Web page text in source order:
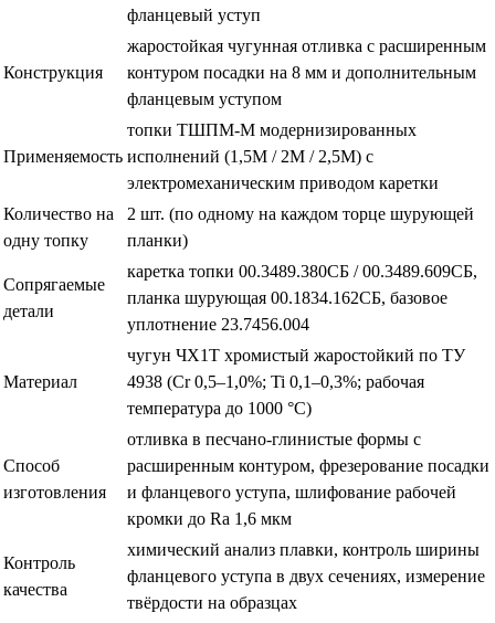
фланцевый уступ
Конструкция
жаростойкая чугунная отливка с расширенным
контуром посадки на 8 мм и дополнительным
фланцевым уступом
Применяемость
топки ТШПМ-М модернизированных
исполнений (1,5М / 2М / 2,5М) с
электромеханическим приводом каретки
Количество на
одну топку
2 шт. (по одному на каждом торце шурующей
планки)
Сопрягаемые
детали
каретка топки 00.3489.380СБ / 00.3489.609СБ,
планка шурующая 00.1834.162СБ, базовое
уплотнение 23.7456.004
Материал
чугун ЧХ1Т хромистый жаростойкий по ТУ
4938 (Cr 0,5–1,0%; Ti 0,1–0,3%; рабочая
температура до 1000 °C)
Способ
изготовления
отливка в песчано-глинистые формы с
расширенным контуром, фрезерование посадки
и фланцевого уступа, шлифование рабочей
кромки до Ra 1,6 мкм
Контроль
качества
химический анализ плавки, контроль ширины
фланцевого уступа в двух сечениях, измерение
твёрдости на образцах